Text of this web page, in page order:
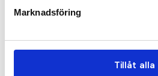
Marknadsföring
Tillåt alla